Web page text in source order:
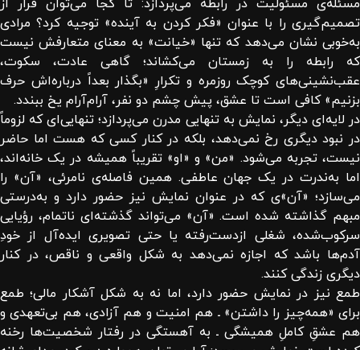
تصمیم‌گیری را با عنوان «فکر کردن به آینده» توجیه کرد؟ مرادی
به‌خوبی نشان می‌دهد که تنها «خیانت» به معنای متعارفش نیست
که رابطه را به زمستان می‌کشاند؛ گاهی عادت، سکوت،
عقب‌نشینی‌های کوچک روزمره و تکرارِ «بگذار بعداً درباره‌اش حرف
بزنیم» کافی است تا عشق، پیش چشم دو نفر، آرام‌آرام یخ ببندد.
در لایه‌ای دیگر، نمایش به تنهایی مدرن می‌پردازد؛ تنهایی‌ای که لزوماً
در نبود دیگری رخ نمی‌دهد، بلکه در کنار کسی که هست اما حاضر
نیست، تجربه می‌شود. «من» و «او» تقریباً همیشه در یک خانه‌اند،
اما به‌ندرت در یک جهان عاطفی. همین فاصله‌ی نامرئی، «آن» را
می‌سازد؛ «آن»ی که در عنوان نمایش نیز حضور دارد و به‌درستی
مبهم گذاشته شده است. «آن» می‌تواند گذشته‌ای ناتمام، رؤیایی
سرکوب‌شده، شغلی ازدست‌رفته یا حتی تصویری ایده‌آل از خودِ
آدم‌ها باشد که اجازه نمی‌دهد به شکل واقعی و ناقص، در کنار
دیگری زندگی کنند.
طمع نیز در نمایش حضور دارد، اما نه به شکل آشکار مالی؛ طمع
برای «همه‌چیز را داشتن» ـ هم امنیت و هم آزادی، هم بی‌تعهدی و
هم عشقِ کاملِ همیشگی ـ به آهستگی در رفتار شخصیت‌ها رخنه